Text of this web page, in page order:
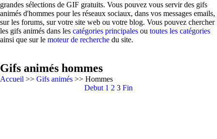
grandes sélections de GIF gratuits. Vous pouvez vous servir des gifs
animés d'hommes pour les réseaux sociaux, dans vos messages emails,
sur les forums, sur votre site web ou votre blog. Vous pouvez chercher
les gifs animés dans les catégories principales ou toutes les catégories
ainsi que sur le moteur de recherche du site.
Gifs animés hommes
Accueil >> Gifs animés >> Hommes
Debut 1 2 3 Fin